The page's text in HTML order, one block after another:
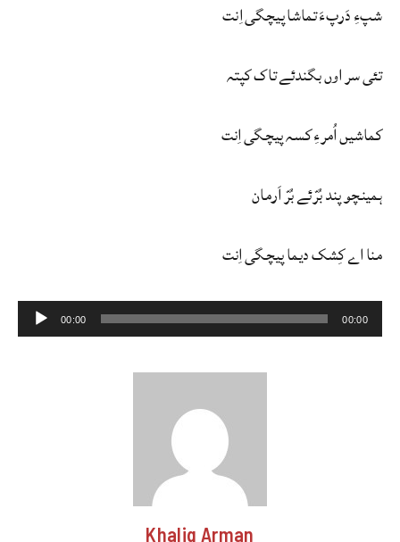
شپءِ دَرپءَ تماشا پیچگی اِنت
تئی سر اوں بگندئے تاک کپتہ
کماشیں اُمرءِ کسہ پیچگی اِنت
ہمینچو پند بُرّئے بُرّ اَرمان
منا اے کِشک دیما پیچگی اِنت
Audio
Player
00:00 00:00
Khaliq Arman